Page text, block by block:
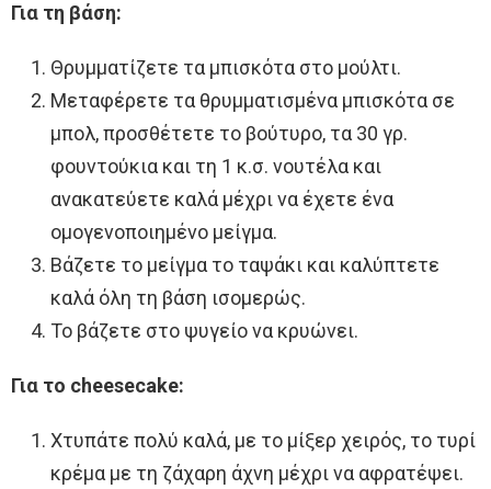
Για τη βάση:
Θρυμματίζετε τα μπισκότα στο μούλτι.
Μεταφέρετε τα θρυμματισμένα μπισκότα σε
μπολ, προσθέτετε το βούτυρο, τα 30 γρ.
φουντούκια και τη 1 κ.σ. νουτέλα και
ανακατεύετε καλά μέχρι να έχετε ένα
ομογενοποιημένο μείγμα.
Βάζετε το μείγμα το ταψάκι και καλύπτετε
καλά όλη τη βάση ισομερώς.
Το βάζετε στο ψυγείο να κρυώνει.
Για το cheesecake:
Χτυπάτε πολύ καλά, με το μίξερ χειρός, το τυρί
κρέμα με τη ζάχαρη άχνη μέχρι να αφρατέψει.